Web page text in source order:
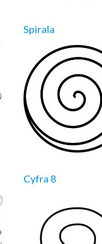
Spirala
Cyfra 8